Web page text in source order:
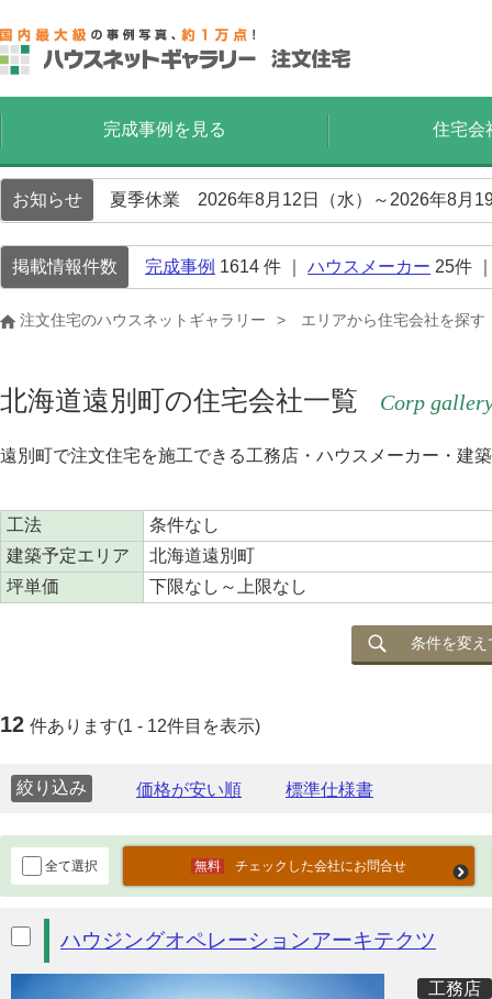
完成事例を見る 住宅会
お知らせ 夏季休業 2026年8月12日（水）～2026年8月
掲載情報件数 完成事例 1614 件 ｜ ハウスメーカー 25件
注文住宅のハウスネットギャラリー エリアから住宅会社を探す
北海道遠別町の住宅会社一覧 Corp
遠別町で注文住宅を施工できる工務店・ハウスメーカー・建
工法
条件なし
建築予定エリア
北海道遠別町
坪単価
下限なし～上限なし
条件を変え
12 件あります(1 - 12件目を表示)
絞り込み
全て選択 チェックした会社にお問合せ
ハウジングオペレーションアーキテクツ
工務店